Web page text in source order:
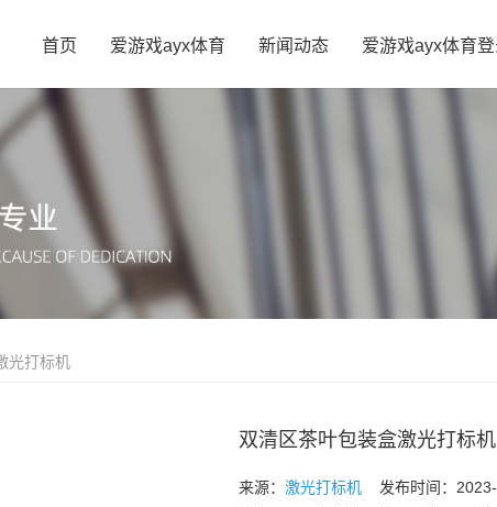
首页 爱游戏ayx体育 新闻动态 爱游戏ayx体育
光打标机
双清区茶叶包装盒激光打标机
来源： 激光打标机 发布时间：